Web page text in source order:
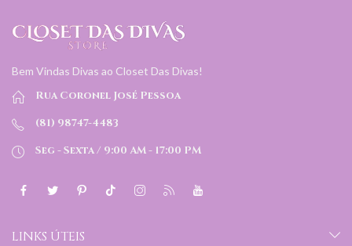
Bem Vindas Divas ao Closet Das Divas!
Rua Coronel José Pessoa
(81) 98747-4483
Seg - Sexta / 9:00 AM - 17:00 PM
LINKS ÚTEIS